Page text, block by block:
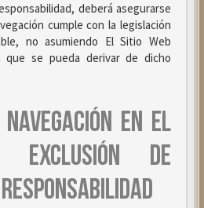
deberá asegurarse
cumple con la legislación
no asumiendo El Sitio Web
que se pueda derivar de dicho
EN EL
EXCLUSIÓN DE